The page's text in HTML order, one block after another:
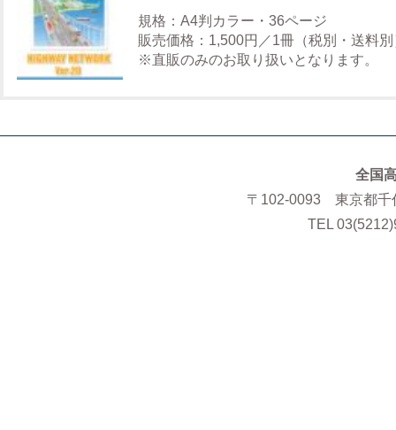
規格：A4判カラー・36ページ
販売価格：1,500円／1冊（税別・送料別
※直販のみのお取り扱いとなります。
全国
〒102-0093 東京都千
TEL